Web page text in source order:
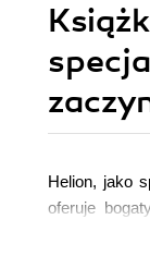
Helion, jako
oferuje
podkreślając